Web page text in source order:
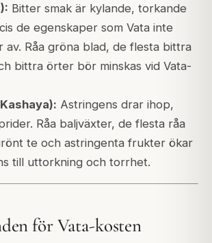
Bitter smak är kylande, torkande
de egenskaper som Vata inte
av. Råa gröna blad, de flesta bittra
bittra örter bör minskas vid Vata-
Astringens drar ihop,
Råa baljväxter, de flesta råa
te och astringenta frukter ökar
till uttorkning och torrhet.
för Vata-kosten